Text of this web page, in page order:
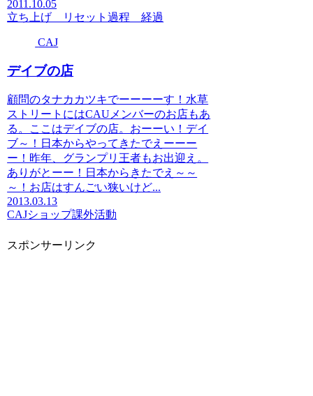
2011.10.05
立ち上げ リセット過程 経過
CAJ
デイブの店
顧問のタナカカツキでーーーーす！水草
ストリートにはCAUメンバーのお店もあ
る。ここはデイブの店。おーーい！デイ
ブ～！日本からやってきたでえーーー
ー！昨年、グランプリ王者もお出迎え。
ありがとーー！日本からきたでえ～～
～！お店はすんごい狭いけど...
2013.03.13
CAJショップ課外活動
スポンサーリンク